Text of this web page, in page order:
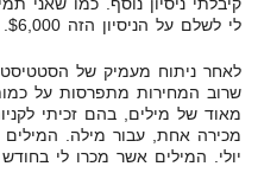
לי לשלם על הניסיון הזה $6,000.
לאחר ניתוח מעמיק של
שרוב המחירות מתפרסות על
מאוד של מילים, בהם זכיתי
מכירה אחת, עבור מילה. המילים
יולי. המילים אשר מכרו לי בחודש